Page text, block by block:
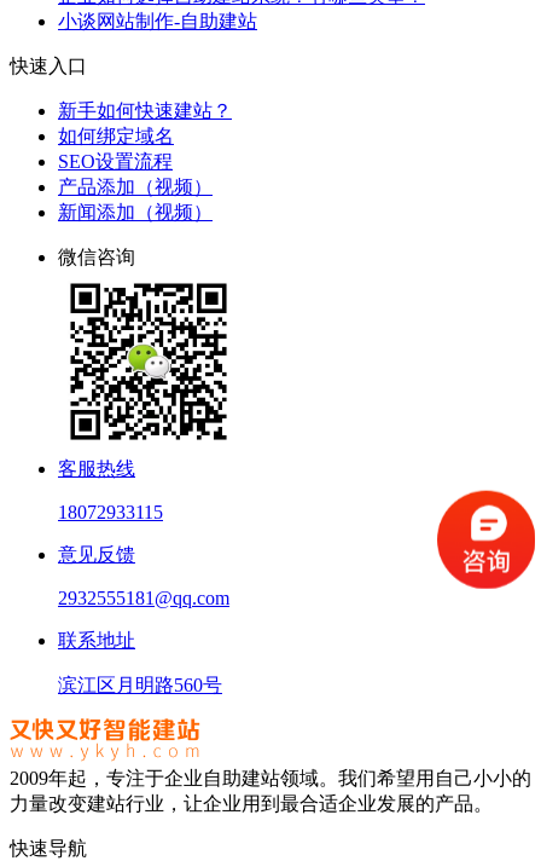
小谈网站制作-自助建站
快速入口
新手如何快速建站？
如何绑定域名
SEO设置流程
产品添加（视频）
新闻添加（视频）
微信咨询
客服热线
18072933115
意见反馈
2932555181@qq.com
联系地址
滨江区月明路560号
2009年起，专注于企业自助建站领域。我们希望用自己小小的
力量改变建站行业，让企业用到最合适企业发展的产品。
快速导航